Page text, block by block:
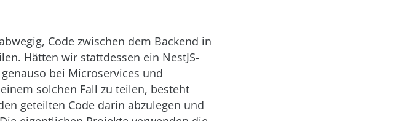
Code zwischen dem Backend in
Hätten wir stattdessen ein NestJS-
bei Microservices und
solchen Fall zu teilen, besteht
geteilten Code darin abzulegen und